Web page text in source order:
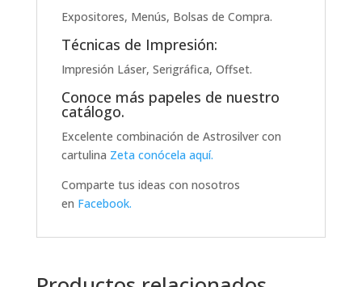
Expositores, Menús, Bolsas de Compra.
Técnicas de Impresión:
Impresión Láser, Serigráfica, Offset.
Conoce más papeles de nuestro
catálogo.
Excelente combinación de Astrosilver con
cartulina Zeta conócela aquí.
Comparte tus ideas con nosotros
en Facebook.